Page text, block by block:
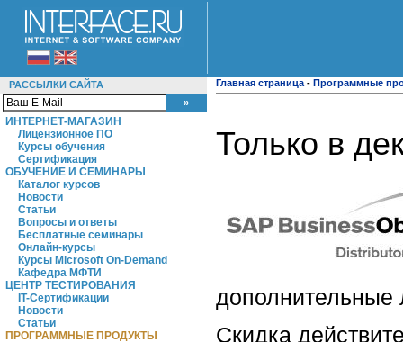
РАССЫЛКИ САЙТА
ИНТЕРНЕТ-МАГАЗИН
Лицензионное ПО
Курсы обучения
Сертификация
ОБУЧЕНИЕ И СЕМИНАРЫ
Каталог курсов
Новости
Статьи
Вопросы и ответы
Бесплатные семинары
Онлайн-курсы
Курсы Microsoft On-Demand
Кафедра МФТИ
ЦЕНТР ТЕСТИРОВАНИЯ
IT-Сертификации
Новости
Статьи
ПРОГРАММНЫЕ ПРОДУКТЫ
Главная страница - Программные
Только в
дополнительные
Скидка